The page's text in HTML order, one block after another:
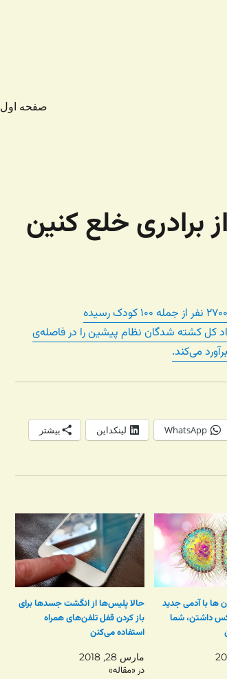
صفحه اول
برادری خلع کنین
کل کشته شدگان نظام پیشین را در فاصله‌ی
WhatsApp لینکداین بیشتر
ها با آدمی جدید
داشتن، شما
حالا پلیس‌ها از انگشت جسدها برای
باز کردن قفل تلفن‌های همراه
استفاده می‌کنن
مارس 28, 2018
در «مقاله»